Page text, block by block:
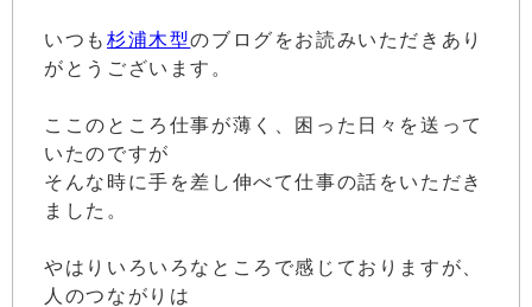
いつも杉浦木型のブログをお読みいただきあり
がとうございます。
ここのところ仕事が薄く、困った日々を送って
いたのですが
そんな時に手を差し伸べて仕事の話をいただき
ました。
やはりいろいろなところで感じておりますが、
人のつながりは